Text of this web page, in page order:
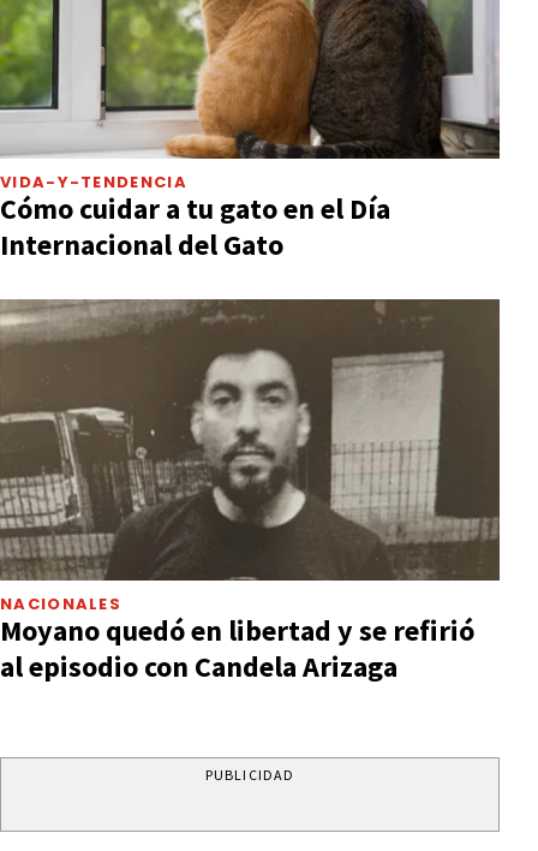
VIDA-Y-TENDENCIA
Cómo cuidar a tu gato en el Día
Internacional del Gato
NACIONALES
Moyano quedó en libertad y se refirió
al episodio con Candela Arizaga
PUBLICIDAD